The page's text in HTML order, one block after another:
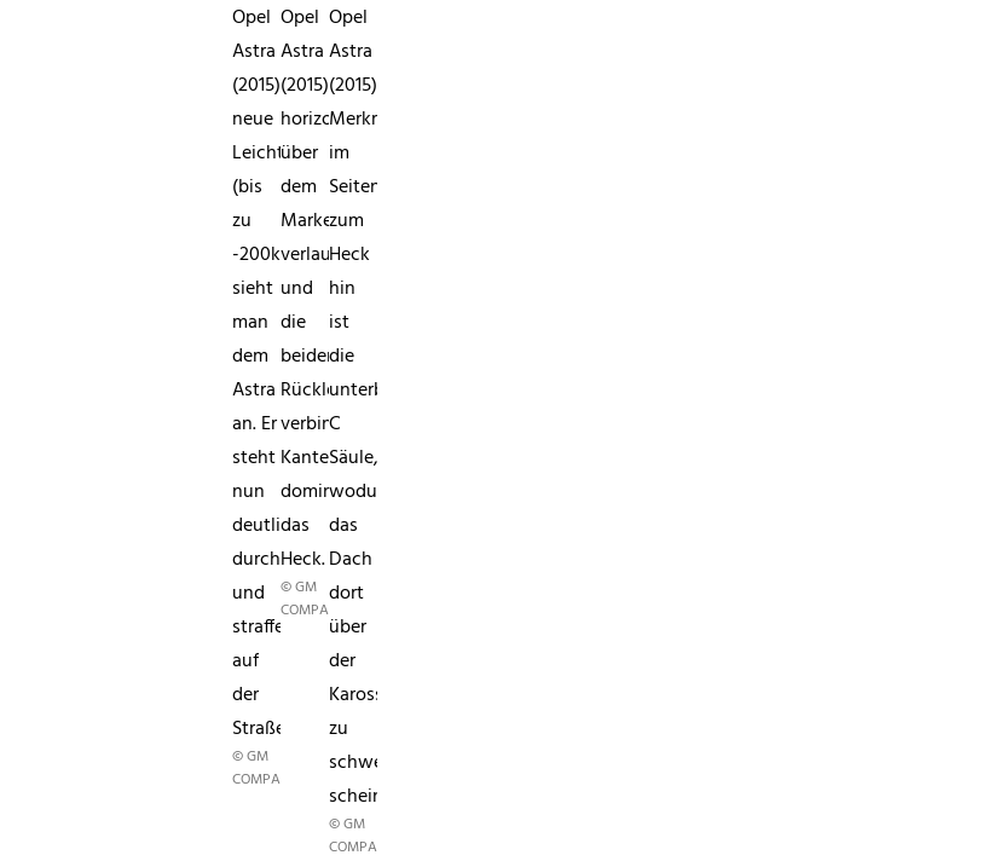
Opel
Astra
(2015)Die
neue
Leichtigkeit
(bis
zu
-200kg)
sieht
man
dem
Astra
an. Er
steht
nun
deutlich
durchtrainierter
und
straffer
auf
der
Straße.
© GM
COMPANY
Opel
Astra
(2015)Die
horizontal
über
dem
Markenlogo
verlaufende
und
die
beiden
Rückleuchten
verbindende
Kante
dominiert
das
Heck.
© GM
COMPANY
Opel
Astra
(2015)Augenfälligstes
Merkmal
im
Seitenverlauf
zum
Heck
hin
ist
die
unterbrochene
C
Säule,
wodurch
das
Dach
dort
über
der
Karosserie
zu
schweben
scheint.
© GM
COMPANY